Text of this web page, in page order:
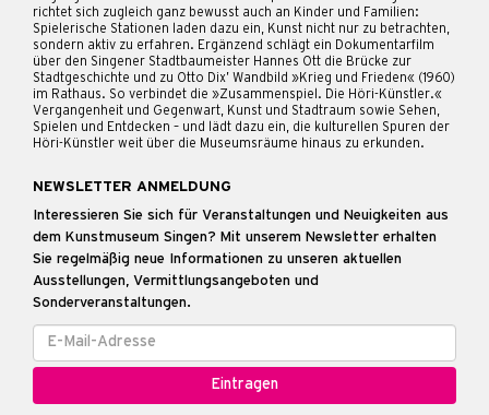
richtet sich zugleich ganz bewusst auch an Kinder und Familien:
Spielerische Stationen laden dazu ein, Kunst nicht nur zu betrachten,
sondern aktiv zu erfahren. Ergänzend schlägt ein Dokumentarfilm
über den Singener Stadtbaumeister Hannes Ott die Brücke zur
Stadtgeschichte und zu Otto Dix’ Wandbild »Krieg und Frieden« (1960)
im Rathaus. So verbindet die »Zusammenspiel. Die Höri-Künstler.«
Vergangenheit und Gegenwart, Kunst und Stadtraum sowie Sehen,
Spielen und Entdecken – und lädt dazu ein, die kulturellen Spuren der
Höri-Künstler weit über die Museumsräume hinaus zu erkunden.
NEWSLETTER ANMELDUNG
Interessieren Sie sich für Veranstaltungen und Neuigkeiten aus
dem Kunstmuseum Singen? Mit unserem Newsletter erhalten
Sie regelmäßig neue Informationen zu unseren aktuellen
Ausstellungen, Vermittlungsangeboten und
Sonderveranstaltungen.